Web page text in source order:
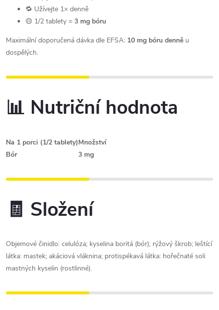
🔁 Užívejte 1× denně
🟡 1/2 tablety = 3 mg bóru
Maximální doporučená dávka dle EFSA: 10 mg bóru denně u
dospělých.
📊 Nutriční hodnota
Na 1 porci (1/2 tablety)Množství
Bór
3 mg
🧾 Složení
Objemové činidlo: celulóza; kyselina boritá (bór); rýžový škrob; leštící
látka: mastek; akáciová vláknina; protispékavá látka: hořečnaté soli
mastných kyselin (rostlinné).